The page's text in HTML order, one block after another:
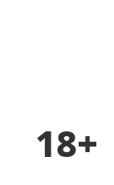
18+